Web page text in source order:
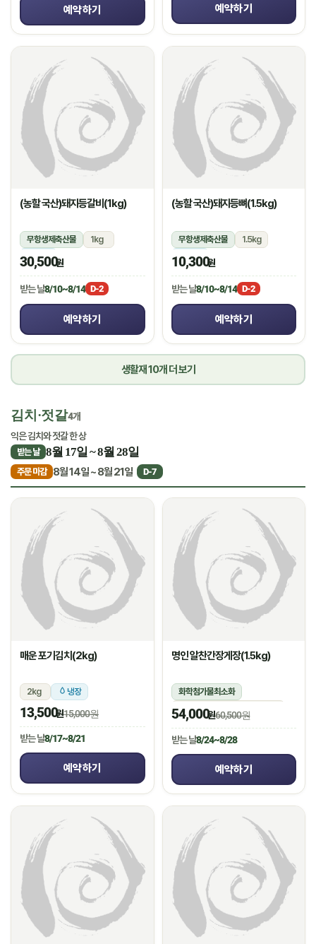
예약하기 예약하기
(농할 국산)돼지등갈비(1kg)
무항생제축산물
1kg
냉장
30,500원
받는 날8/10~8/14 D-2
예약하기
(농할 국산)돼지등뼈(1.5kg)
무항생제축산물
1.5kg
냉장
10,300원
받는 날8/10~8/14 D-2
예약하기
생활재 10개 더 보기
김치·젓갈4개
익은 김치와 젓갈 한 상
받는 날 8월 17일 ~ 8월 28일
주문 마감 8월 14일 ~ 8월 21일 D-7
매운 포기김치(2kg)
2kg 냉장
13,500원15,000원
받는 날8/17~8/21
예약하기
명인 알찬간장게장(1.5kg)
화학첨가물최소화
1.5kg(꽃게450g,장물1,050g)
냉장
54,000원60,500원
받는 날8/24~8/28
예약하기